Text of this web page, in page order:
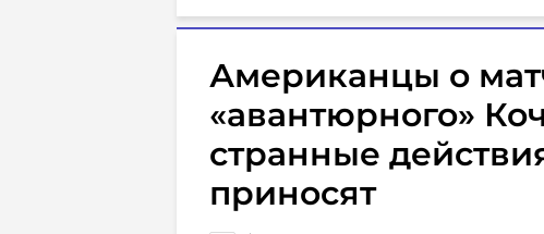
Американцы о
«авантюрного»
странные
приносят